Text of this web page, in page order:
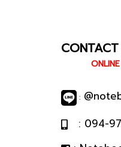
ONLINE
:
: 094-